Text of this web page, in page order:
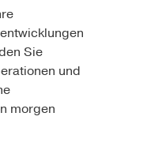
Sie
und
morgen